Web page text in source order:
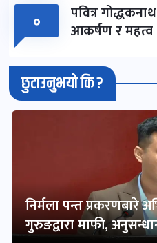
०
पवित्र
आकर्षण र महत्व
छुटाउनुभयो कि ?
निर्मला पन्त प्रकरणबारे
गुरुङद्वारा माफी,